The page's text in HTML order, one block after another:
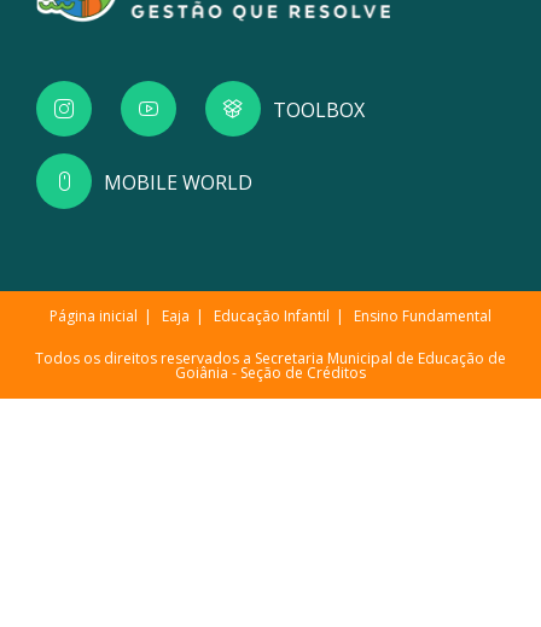
TOOLBOX
MOBILE WORLD
Página inicial Eaja Educação Infantil Ensino Fundamental
Todos os direitos reservados a Secretaria Municipal de Educação de
Goiânia - Seção de Créditos